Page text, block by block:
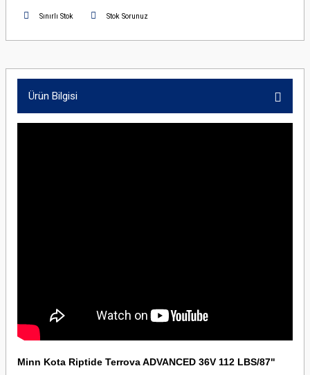
Sınırlı Stok Stok Sorunuz
Ürün Bilgisi
Minn Kota Riptide Terrova ADVANCED 36V 112 LBS/87"